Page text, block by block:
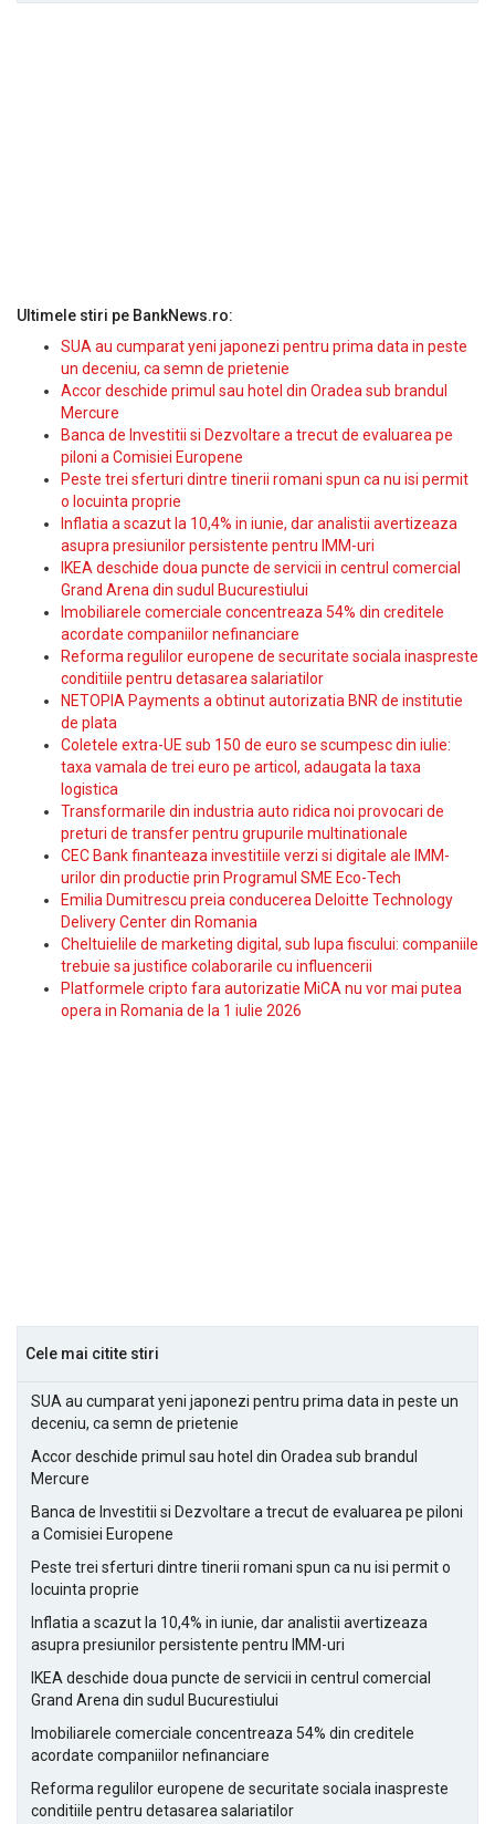
Ultimele stiri pe BankNews.ro:
SUA au cumparat yeni japonezi pentru prima data in peste
un deceniu, ca semn de prietenie
Accor deschide primul sau hotel din Oradea sub brandul
Mercure
Banca de Investitii si Dezvoltare a trecut de evaluarea pe
piloni a Comisiei Europene
Peste trei sferturi dintre tinerii romani spun ca nu isi permit
o locuinta proprie
Inflatia a scazut la 10,4% in iunie, dar analistii avertizeaza
asupra presiunilor persistente pentru IMM-uri
IKEA deschide doua puncte de servicii in centrul comercial
Grand Arena din sudul Bucurestiului
Imobiliarele comerciale concentreaza 54% din creditele
acordate companiilor nefinanciare
Reforma regulilor europene de securitate sociala inaspreste
conditiile pentru detasarea salariatilor
NETOPIA Payments a obtinut autorizatia BNR de institutie
de plata
Coletele extra-UE sub 150 de euro se scumpesc din iulie:
taxa vamala de trei euro pe articol, adaugata la taxa
logistica
Transformarile din industria auto ridica noi provocari de
preturi de transfer pentru grupurile multinationale
CEC Bank finanteaza investitiile verzi si digitale ale IMM-
urilor din productie prin Programul SME Eco-Tech
Emilia Dumitrescu preia conducerea Deloitte Technology
Delivery Center din Romania
Cheltuielile de marketing digital, sub lupa fiscului: companiile
trebuie sa justifice colaborarile cu influencerii
Platformele cripto fara autorizatie MiCA nu vor mai putea
opera in Romania de la 1 iulie 2026
Cele mai citite stiri
SUA au cumparat yeni japonezi pentru prima data in peste un
deceniu, ca semn de prietenie
Accor deschide primul sau hotel din Oradea sub brandul
Mercure
Banca de Investitii si Dezvoltare a trecut de evaluarea pe piloni
a Comisiei Europene
Peste trei sferturi dintre tinerii romani spun ca nu isi permit o
locuinta proprie
Inflatia a scazut la 10,4% in iunie, dar analistii avertizeaza
asupra presiunilor persistente pentru IMM-uri
IKEA deschide doua puncte de servicii in centrul comercial
Grand Arena din sudul Bucurestiului
Imobiliarele comerciale concentreaza 54% din creditele
acordate companiilor nefinanciare
Reforma regulilor europene de securitate sociala inaspreste
conditiile pentru detasarea salariatilor